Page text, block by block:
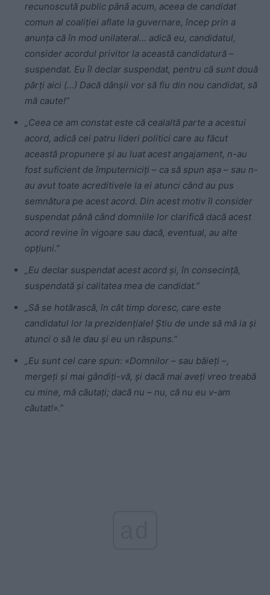
recunoscută public până acum, aceea de candidat
comun al coaliției aflate la guvernare, încep prin a
anunța că în mod unilateral… adică eu, candidatul,
consider acordul privitor la această candidatură –
suspendat. Eu îl declar suspendat, pentru că sunt două
părți aici (…) Dacă dânșii vor să fiu din nou candidat, să
mă caute!”
„Ceea ce am constat este că cealaltă parte a acestui
acord, adică cei patru lideri politici care au făcut
această propunere și au luat acest angajament, n-au
fost suficient de împuterniciți – ca să spun așa – sau n-
au avut toate acreditivele la ei atunci când au pus
semnătura pe acest acord. Din acest motiv îl consider
suspendat până când domniile lor clarifică dacă acest
acord revine în vigoare sau dacă, eventual, au alte
opțiuni.”
„Eu declar suspendat acest acord și, în consecință,
suspendată și calitatea mea de candidat.”
„Să se hotărască, în cât timp doresc, care este
candidatul lor la prezidențiale! Ştiu de unde să mă ia şi
atunci o să le dau și eu un răspuns.”
„Eu sunt cel care spun: «Domnilor – sau băieți –,
mergeți și mai gândiți-vă, și dacă mai aveți vreo treabă
cu mine, mă căutați; dacă nu – nu, că nu eu v-am
căutat!».”